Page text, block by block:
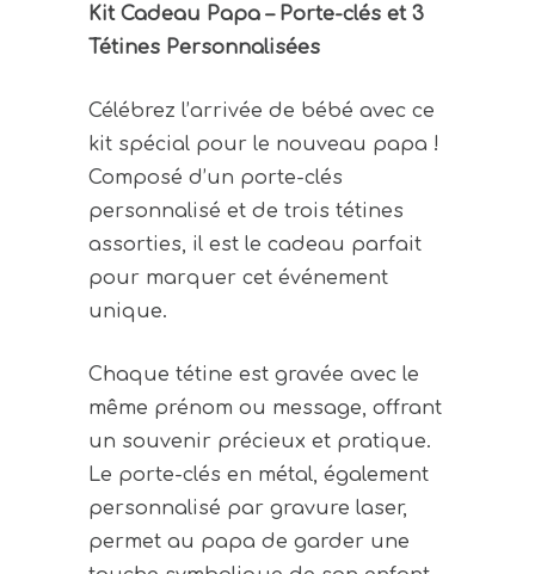
Kit Cadeau Papa – Porte-clés et 3
Tétines Personnalisées
Célébrez l’arrivée de bébé avec ce
kit spécial pour le nouveau papa !
Composé d’un porte-clés
personnalisé et de trois tétines
assorties, il est le cadeau parfait
pour marquer cet événement
unique.
Chaque tétine est gravée avec le
même prénom ou message, offrant
un souvenir précieux et pratique.
Le porte-clés en métal, également
personnalisé par gravure laser,
permet au papa de garder une